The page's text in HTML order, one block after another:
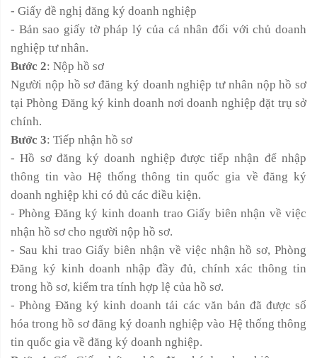
- Giấy đề nghị đăng ký doanh nghiệp
- Bản sao giấy tờ pháp lý của cá nhân đối với chủ doanh
nghiệp tư nhân.
Bước 2: Nộp hồ sơ
Người nộp hồ sơ đăng ký doanh nghiệp tư nhân nộp hồ sơ
tại Phòng Đăng ký kinh doanh nơi doanh nghiệp đặt trụ sở
chính.
Bước 3: Tiếp nhận hồ sơ
- Hồ sơ đăng ký doanh nghiệp được tiếp nhận để nhập
thông tin vào Hệ thống thông tin quốc gia về đăng ký
doanh nghiệp khi có đủ các điều kiện.
- Phòng Đăng ký kinh doanh trao Giấy biên nhận về việc
nhận hồ sơ cho người nộp hồ sơ.
- Sau khi trao Giấy biên nhận về việc nhận hồ sơ, Phòng
Đăng ký kinh doanh nhập đầy đủ, chính xác thông tin
trong hồ sơ, kiểm tra tính hợp lệ của hồ sơ.
- Phòng Đăng ký kinh doanh tải các văn bản đã được số
hóa trong hồ sơ đăng ký doanh nghiệp vào Hệ thống thông
tin quốc gia về đăng ký doanh nghiệp.